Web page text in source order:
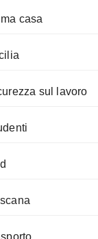
casa
sul lavoro